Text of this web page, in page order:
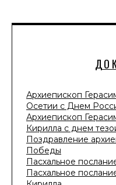
Архиепископ
Осетии с Днем
Архиепископ
Кирилла с днем
Поздравление
Победы
Пасхальное
Пасхальное